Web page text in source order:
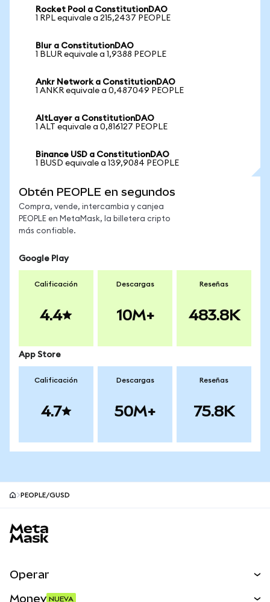
Rocket Pool a ConstitutionDAO
1 RPL equivale a 215,2437 PEOPLE
Blur a ConstitutionDAO
1 BLUR equivale a 1,9388 PEOPLE
Ankr Network a ConstitutionDAO
1 ANKR equivale a 0,487049 PEOPLE
AltLayer a ConstitutionDAO
1 ALT equivale a 0,816127 PEOPLE
Binance USD a ConstitutionDAO
1 BUSD equivale a 139,9084 PEOPLE
Obtén PEOPLE en segundos
Compra, vende, intercambia y canjea
PEOPLE en MetaMask, la billetera cripto
más confiable.
Google Play
Calificación
4.4
Descargas
10M+
Reseñas
483.8K
App Store
Calificación
4.7
Descargas
50M+
Reseñas
75.8K
PEOPLE/GUSD
Operar
Money NUEVA